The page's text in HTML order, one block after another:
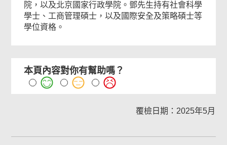
院，以及北京國家行政學院。鄧先生持有社會科學
學士、工商管理碩士，以及國際安全及策略碩士等
學位資格。
本頁內容對你有幫助嗎？
覆檢日期：2025年5月